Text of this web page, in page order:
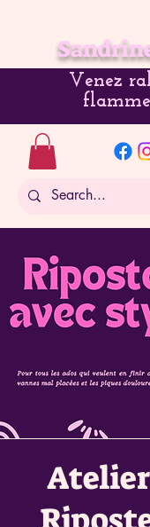
Venez